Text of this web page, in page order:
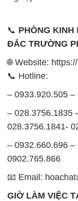
📞 PHÒNG KINH
ĐẮC TRƯỜNG
🌐 Website:
📞 Hotline:
– 0933.920.505
– 028.3756.1835
028.3756.1841-
– 0932.660.696
0902.765.866
📧 Email:
GIỜ LÀM VIỆC